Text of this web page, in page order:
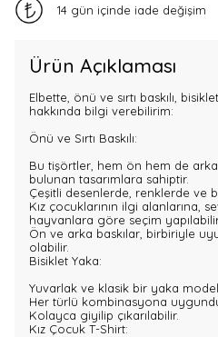
14 gün içinde iade değişim
Ürün Açıklaması
Elbette, önü ve sırtı baskılı,
hakkında bilgi verebilirim:
Önü ve Sırtı Baskılı:
Bu tişörtler, hem ön hem de
bulunan tasarımlara sahiptir.
Çeşitli desenlerde, renklerde ve
Kız çocuklarının ilgi alanlarına,
hayvanlara göre seçim
Ön ve arka baskılar, birbiriyle
olabilir.
Bisiklet Yaka:
Yuvarlak ve klasik bir yaka
Her türlü kombinasyona
Kolayca giyilip çıkarılabilir.
Kız Çocuk T-Shirt: